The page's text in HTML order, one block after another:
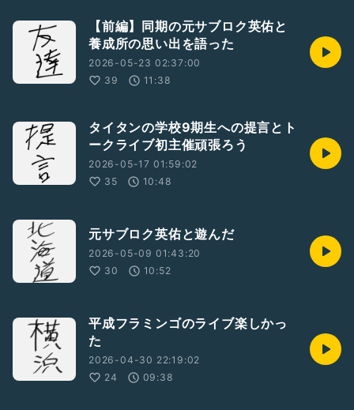
【前編】同期の元サブロク英佑と
養成所の思い出を語った
2026-05-23 02:37:00
39
11:38
タイタンの学校9期生への提言とト
ークライブ初主催頑張ろう
2026-05-17 01:59:02
35
10:48
元サブロク英佑と遊んだ
2026-05-09 01:43:20
30
10:52
平成フラミンゴのライブ楽しかっ
た
2026-04-30 22:19:02
24
09:38